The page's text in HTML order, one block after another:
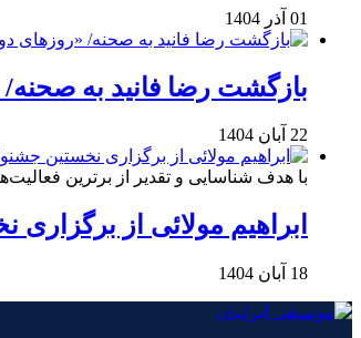
01 آذر 1404
بازگشت رضا فانید به
22 آبان 1404
با هدف شناسایی و تقدیر از برترین
ابراهیم مولائی از
18 آبان 1404